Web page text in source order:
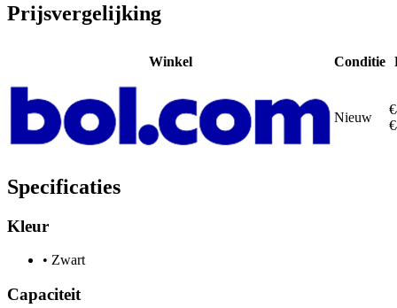
Prijsvergelijking
Winkel Conditie
Nieuw
Specificaties
Kleur
• Zwart
Capaciteit